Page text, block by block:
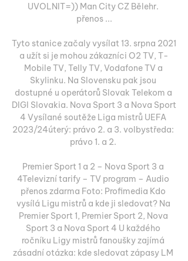
UVOLNIT=)) Man City CZ Bělehr.
přenos ...
Tyto stanice začaly vysílat 13. srpna 2021
a užít si je mohou zákazníci O2 TV, T-
Mobile TV, Telly TV, Vodafone TV a
Skylinku. Na Slovensku pak jsou
dostupné u operátorů Slovak Telekom a
DIGI Slovakia. Nova Sport 3 a Nova Sport
4 Vysílané soutěže Liga mistrů UEFA
2023/24úterý: právo 2. a 3. volbystředa:
právo 1. a 2.
Premier Sport 1 a 2 – Nova Sport 3 a
4Televizní tarify – TV program – Audio
přenos zdarma Foto: Profimedia Kdo
vysílá Ligu mistrů a kde ji sledovat? Na
Premier Sport 1, Premier Sport 2, Nova
Sport 3 a Nova Sport 4 U každého
ročníku Ligy mistrů fanoušky zajímá
zásadní otázka: kde sledovat zápasy LM